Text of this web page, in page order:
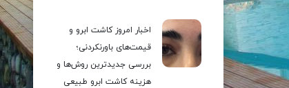
اخبار امروز کاشت ابرو و
قیمت‌های باورنکردنی؛
بررسی جدیدترین روش‌ها و
هزینه کاشت ابرو طبیعی